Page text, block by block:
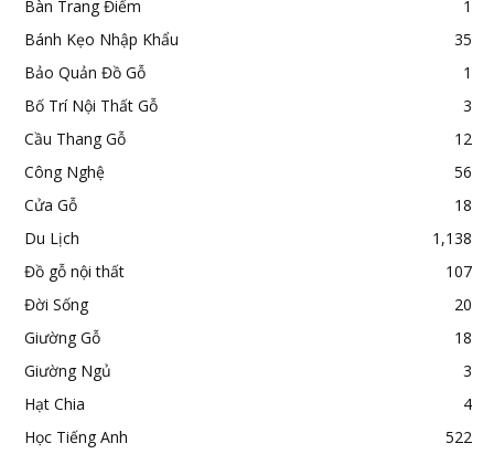
Bàn Trang Điểm
1
Bánh Kẹo Nhập Khẩu
35
Bảo Quản Đồ Gỗ
1
Bố Trí Nội Thất Gỗ
3
Cầu Thang Gỗ
12
Công Nghệ
56
Cửa Gỗ
18
Du Lịch
1,138
Đồ gỗ nội thất
107
Đời Sống
20
Giường Gỗ
18
Giường Ngủ
3
Hạt Chia
4
Học Tiếng Anh
522